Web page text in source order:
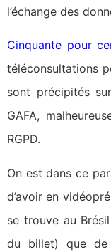
l’échange des
Cinquante pour
téléconsultations
sont précipités
GAFA,
RGPD.
On est dans ce
d’avoir en
se trouve au
du billet) que